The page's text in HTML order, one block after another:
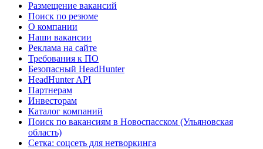
Размещение вакансий
Поиск по резюме
О компании
Наши вакансии
Реклама на сайте
Требования к ПО
Безопасный HeadHunter
HeadHunter API
Партнерам
Инвесторам
Каталог компаний
Поиск по вакансиям в Новоспасском (Ульяновская
область)
Сетка: соцсеть для нетворкинга